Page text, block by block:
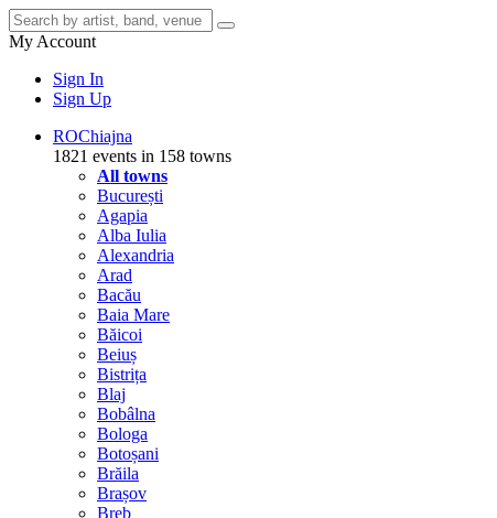
My Account
Sign In
Sign Up
ROChiajna
1821 events in 158 towns
All towns
București
Agapia
Alba Iulia
Alexandria
Arad
Bacău
Baia Mare
Băicoi
Beiuș
Bistrița
Blaj
Bobâlna
Bologa
Botoșani
Brăila
Brașov
Breb